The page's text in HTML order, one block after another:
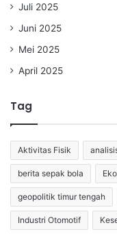
Juli 2025
Juni 2025
Mei 2025
April 2025
Tag
Aktivitas Fisik
berita sepak bola
geopolitik timur tengah
Industri Otomotif